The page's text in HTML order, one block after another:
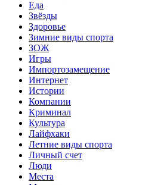
Еда
Звёзды
Здоровье
Зимние виды спорта
ЗОЖ
Игры
Импортозамещение
Интернет
Истории
Компании
Криминал
Культура
Лайфхаки
Летние виды спорта
Личный счет
Люди
Места